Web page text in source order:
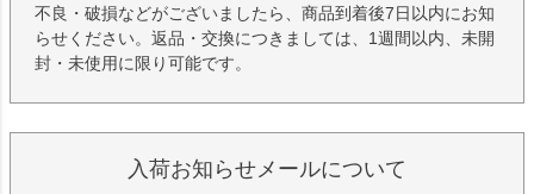
不良・破損などがございましたら、商品到着後7日以内にお知
らせください。返品・交換につきましては、1週間以内、未開
封・未使用に限り可能です。
入荷お知らせメールについて